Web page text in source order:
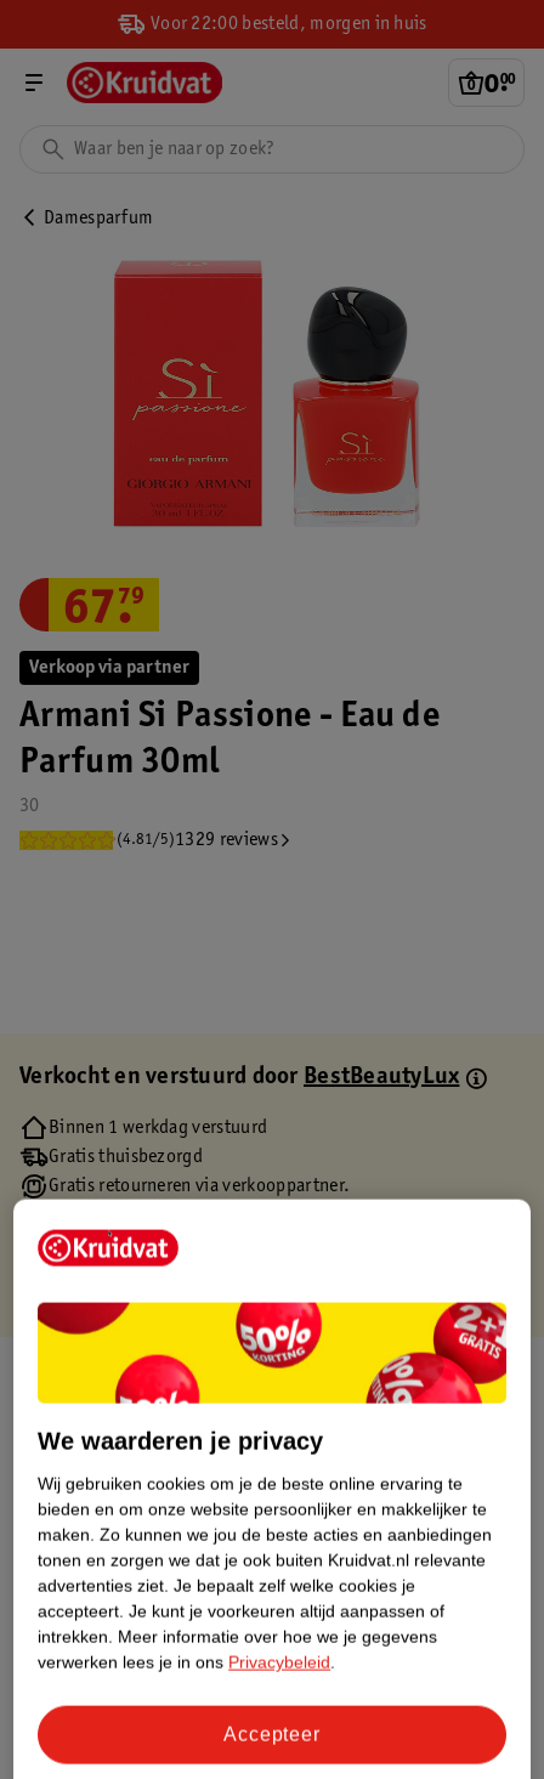
Voor 22:00 besteld, morgen in huis
0.
00
Damesparfum
Verkoop via partner
Armani Si Passione - Eau de
Parfum 30ml
30
(4.81/5)1329 reviews
67.
79
Verkocht en verstuurd doorBestBeautyLux
Binnen 1 werkdag verstuurd
Gratis thuisbezorgd
Gratis retourneren via verkooppartner.
Over dit product
Productinformatie
Etiketinformatie
Nature Impact Score
Dit product heeft (nog) geen Nature
Impact Score.
Meer informatie
Bestel & Bezorginformatie
We waarderen je privacy
Wij gebruiken cookies om je de beste online ervaring te
bieden en om onze website persoonlijker en makkelijker te
maken. Zo kunnen we jou de beste acties en aanbiedingen
tonen en zorgen we dat je ook buiten Kruidvat.nl relevante
advertenties ziet. Je bepaalt zelf welke cookies je
accepteert. Je kunt je voorkeuren altijd aanpassen of
intrekken. Meer informatie over hoe we je gegevens
verwerken lees je in ons Privacybeleid.
Accepteer